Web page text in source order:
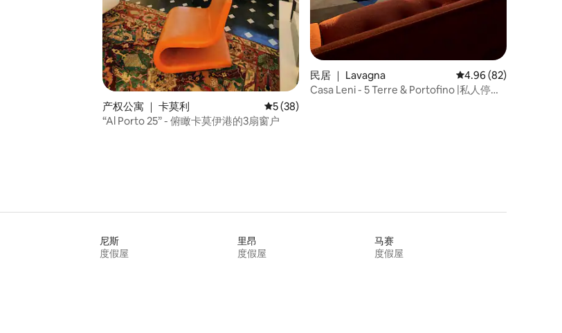
产权公寓 ｜ 卡莫利 平均评分 5 分（满分 5 分），共 38 条评价
5 (38)
“Al Porto 25” - 俯瞰卡莫伊港的3扇窗户
民居 ｜ Lavagna 平均评分 4.96 分（满
4.96 (82)
Casa Leni - 5 Terre & Portofino |私人停车
尼斯
度假屋
里昂
度假屋
马赛
度假屋